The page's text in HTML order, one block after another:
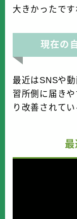
大きかったです
現在の
最近はSNSや
習所側に届き
り改善されて
最